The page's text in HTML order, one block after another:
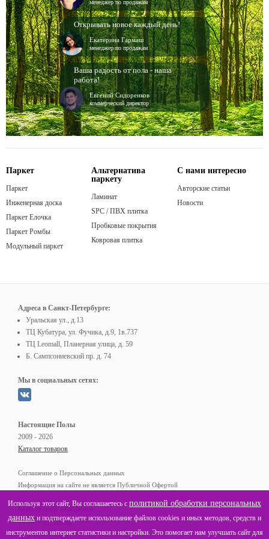
менеджер по продажам
Открывать новое каждый день!
Екатерина Гармаш
менеджер по продажам
Ваша радость от пола - наша
работа!
Евгений Сидоренков
коммерческий директор
Паркет
Паркет
Инженерная доска
Паркет Елочка
Паркет Ромбы
Модульный паркет
Альтернатива
паркету
Ламинат
SPC / ПВХ плитка
Пробковые покрытия
Ковровая плитка
С нами интересно
Авторские статьи
Новости
Адреса в Санкт-Петербурге:
Уральская ул., д.13
ТЦ Кубатура, ул. Фучика, д.9, 1в.737
ТЦ Leomall, Планерная улица, д. 59
Б. Сампсониевский пр. д. 74
Мы в социальных сетях:
Настоящие Полы
2009 - 2026
Каталог товаров
Соглашение о Персональных данных
Информация на сайте не является Публичной Офертой
Контактные телефоны:
+7(812)
602-40-48
(800)
Используя этот сайт, Вы соглашаетесь с политикой обработки персональных
данных и подтверждаете использование файлов cookies и иных методов, средств и
инструментов интернет статистики и настройки. Это помогает нам улучшать сайт для